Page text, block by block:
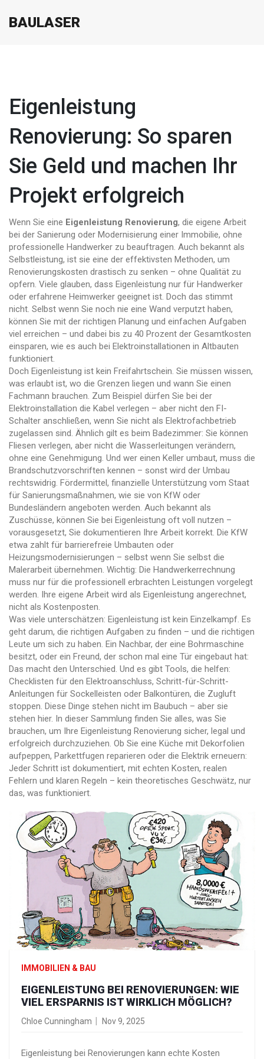
BAULASER
Eigenleistung
Renovierung: So sparen
Sie Geld und machen Ihr
Projekt erfolgreich
Wenn Sie eine Eigenleistung Renovierung, die eigene Arbeit
bei der Sanierung oder Modernisierung einer Immobilie, ohne
professionelle Handwerker zu beauftragen. Auch bekannt als
Selbstleistung, ist sie eine der effektivsten Methoden, um
Renovierungskosten drastisch zu senken – ohne Qualität zu
opfern. Viele glauben, dass Eigenleistung nur für Handwerker
oder erfahrene Heimwerker geeignet ist. Doch das stimmt
nicht. Selbst wenn Sie noch nie eine Wand verputzt haben,
können Sie mit der richtigen Planung und einfachen Aufgaben
viel erreichen – und dabei bis zu 40 Prozent der Gesamtkosten
einsparen, wie es auch bei Elektroinstallationen in Altbauten
funktioniert.
Doch Eigenleistung ist kein Freifahrtschein. Sie müssen wissen,
was erlaubt ist, wo die Grenzen liegen und wann Sie einen
Fachmann brauchen. Zum Beispiel dürfen Sie bei der
Elektroinstallation die Kabel verlegen – aber nicht den FI-
Schalter anschließen, wenn Sie nicht als Elektrofachbetrieb
zugelassen sind. Ähnlich gilt es beim Badezimmer: Sie können
Fliesen verlegen, aber nicht die Wasserleitungen verändern,
ohne eine Genehmigung. Und wer einen Keller umbaut, muss die
Brandschutzvorschriften kennen – sonst wird der Umbau
rechtswidrig. Fördermittel, finanzielle Unterstützung vom Staat
für Sanierungsmaßnahmen, wie sie von KfW oder
Bundesländern angeboten werden. Auch bekannt als
Zuschüsse, können Sie bei Eigenleistung oft voll nutzen –
vorausgesetzt, Sie dokumentieren Ihre Arbeit korrekt. Die KfW
etwa zahlt für barrierefreie Umbauten oder
Heizungsmodernisierungen – selbst wenn Sie selbst die
Malerarbeit übernehmen. Wichtig: Die Handwerkerrechnung
muss nur für die professionell erbrachten Leistungen vorgelegt
werden. Ihre eigene Arbeit wird als Eigenleistung angerechnet,
nicht als Kostenposten.
Was viele unterschätzen: Eigenleistung ist kein Einzelkampf. Es
geht darum, die richtigen Aufgaben zu finden – und die richtigen
Leute um sich zu haben. Ein Nachbar, der eine Bohrmaschine
besitzt, oder ein Freund, der schon mal eine Tür eingebaut hat:
Das macht den Unterschied. Und es gibt Tools, die helfen:
Checklisten für den Elektroanschluss, Schritt-für-Schritt-
Anleitungen für Sockelleisten oder Balkontüren, die Zugluft
stoppen. Diese Dinge stehen nicht im Baubuch – aber sie
stehen hier. In dieser Sammlung finden Sie alles, was Sie
brauchen, um Ihre Eigenleistung Renovierung sicher, legal und
erfolgreich durchzuziehen. Ob Sie eine Küche mit Dekorfolien
aufpeppen, Parkettfugen reparieren oder die Elektrik erneuern:
Jeder Schritt ist dokumentiert, mit echten Kosten, realen
Fehlern und klaren Regeln – kein theoretisches Geschwätz, nur
das, was funktioniert.
IMMOBILIEN & BAU
EIGENLEISTUNG BEI RENOVIERUNGEN: WIE
VIEL ERSPARNIS IST WIRKLICH MÖGLICH?
Chloe Cunningham Nov 9, 2025
Eigenleistung bei Renovierungen kann echte Kosten